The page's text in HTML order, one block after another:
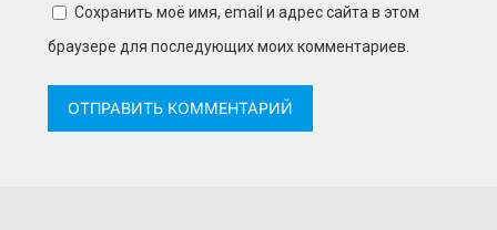
Сохранить моё имя, email и адрес сайта в этом
браузере для последующих моих комментариев.